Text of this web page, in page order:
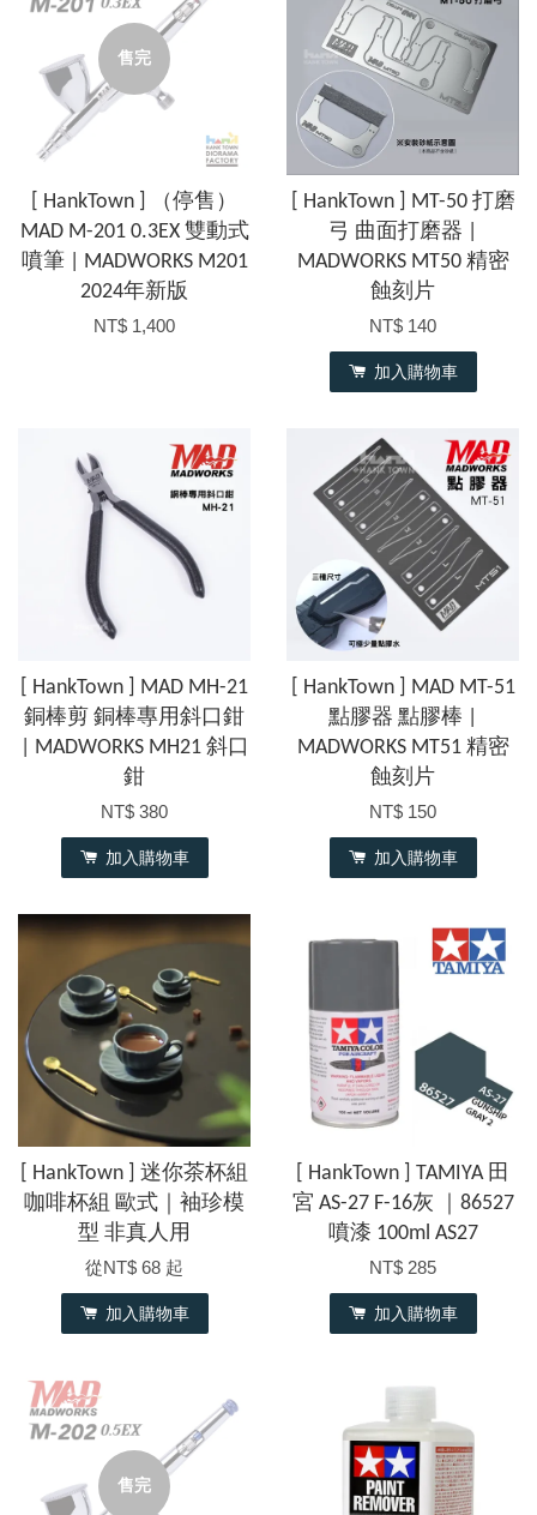
售完
[ HankTown ] （停售）
MAD M-201 0.3EX 雙動式
噴筆 | MADWORKS M201
2024年新版
NT$ 1,400
[ HankTown ] MT-50 打磨
弓 曲面打磨器 |
MADWORKS MT50 精密
蝕刻片
NT$ 140
加入購物車
[ HankTown ] MAD MH-21
銅棒剪 銅棒專用斜口鉗
| MADWORKS MH21 斜口
鉗
NT$ 380
加入購物車
[ HankTown ] MAD MT-51
點膠器 點膠棒 |
MADWORKS MT51 精密
蝕刻片
NT$ 150
加入購物車
[ HankTown ] 迷你茶杯組
咖啡杯組 歐式｜袖珍模
型 非真人用
從NT$ 68 起
加入購物車
[ HankTown ] TAMIYA 田
宮 AS-27 F-16灰 ｜86527
噴漆 100ml AS27
NT$ 285
加入購物車
售完